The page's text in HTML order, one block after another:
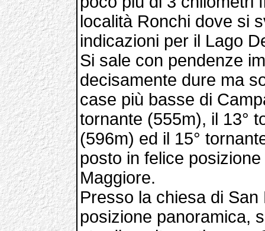
località Ronchi dove si
indicazioni per il Lago
Si sale con pendenze
decisamente dure ma
case più basse di
tornante (555m), il 13°
(596m) ed il 15°
posto in felice
Maggiore.
Presso la chiesa di
posizione panoramica,